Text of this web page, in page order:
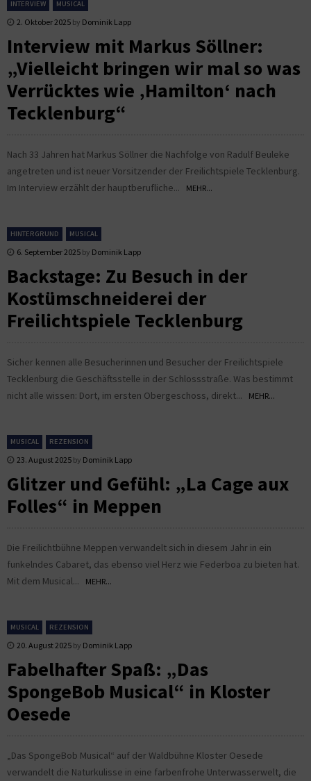
INTERVIEW MUSICAL
2. Oktober 2025 by Dominik Lapp
Interview mit Markus Söllner:
„Vielleicht bringen wir mal so was
Verrücktes wie ‚Hamilton‘ nach
Tecklenburg“
Nach 33 Jahren hat Markus Söllner die Nachfolge von Radulf Beuleke
angetreten und ist neuer Vorsitzender der Freilichtspiele Tecklenburg.
Im Interview erzählt der hauptberufliche...
MEHR...
HINTERGRUND MUSICAL
6. September 2025 by Dominik Lapp
Backstage: Zu Besuch in der
Kostümschneiderei der
Freilichtspiele Tecklenburg
Sicher kennen alle Besucherinnen und Besucher der Freilichtspiele
Tecklenburg die Geschäftsstelle in der Schlossstraße. Was bestimmt
nicht alle wissen: Dort, im ersten Obergeschoss, direkt...
MEHR...
MUSICAL REZENSION
23. August 2025 by Dominik Lapp
Glitzer und Gefühl: „La Cage aux
Folles“ in Meppen
Die Freilichtbühne Meppen verwandelt sich in diesem Jahr in ein
funkelndes Cabaret, das ebenso viel Herz wie Federboa zu bieten hat.
Mit dem Musical...
MEHR...
MUSICAL REZENSION
20. August 2025 by Dominik Lapp
Fabelhafter Spaß: „Das
SpongeBob Musical“ in Kloster
Oesede
„Das SpongeBob Musical“ auf der Waldbühne Kloster Oesede
verwandelt die Naturkulisse in eine farbenfrohe Unterwasserwelt, die